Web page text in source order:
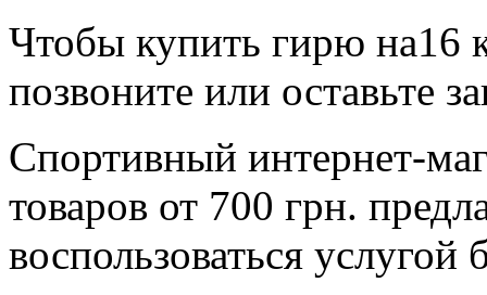
Чтобы купить гирю на16
позвоните или оставьте
Спортивный интернет-
товаров от 700 грн.
воспользоваться услугой